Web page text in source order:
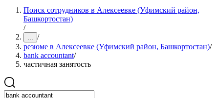
Поиск сотрудников в Алексеевке (Уфимский район,
Башкортостан)
/
... /
резюме в Алексеевке (Уфимский район, Башкортостан)/
bank accountant/
частичная занятость